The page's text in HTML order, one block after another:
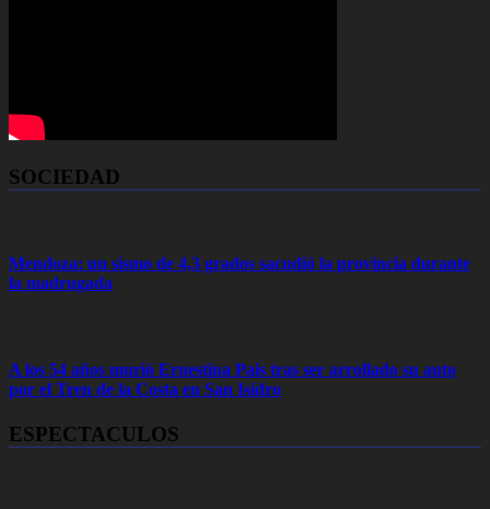
SOCIEDAD
Mendoza: un sismo de 4,3 grados sacudió la provincia durante
la madrugada
A los 54 años murió Ernestina Pais tras ser arrollado su auto
por el Tren de la Costa en San Isidro
ESPECTACULOS